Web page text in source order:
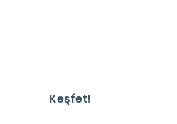
Keşfet!